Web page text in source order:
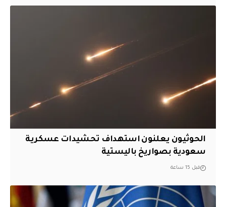
الحوثيون يعلنون استهداف تحشيدات عسكرية
سعودية بصواريخ باليستية
قبل 15 ساعة